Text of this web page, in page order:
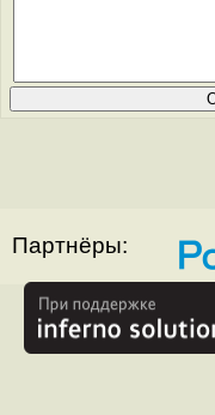
Партнёры: